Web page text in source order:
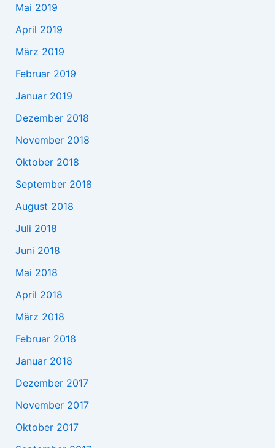
Mai 2019
April 2019
März 2019
Februar 2019
Januar 2019
Dezember 2018
November 2018
Oktober 2018
September 2018
August 2018
Juli 2018
Juni 2018
Mai 2018
April 2018
März 2018
Februar 2018
Januar 2018
Dezember 2017
November 2017
Oktober 2017